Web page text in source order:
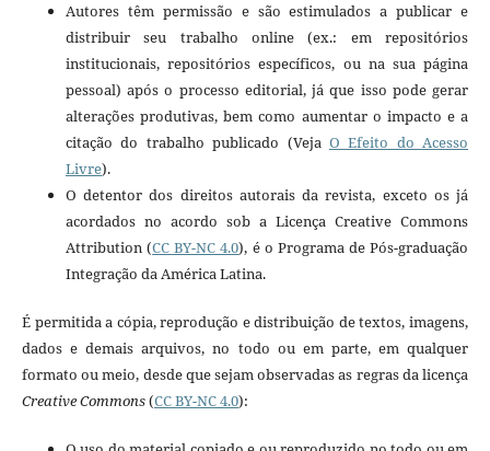
Autores têm permissão e são estimulados a publicar e
distribuir seu trabalho online (ex.: em repositórios
institucionais, repositórios específicos, ou na sua página
pessoal) após o processo editorial, já que isso pode gerar
alterações produtivas, bem como aumentar o impacto e a
citação do trabalho publicado (Veja O Efeito do Acesso
Livre).
O detentor dos direitos autorais da revista, exceto os já
acordados no acordo sob a Licença Creative Commons
Attribution (CC BY-NC 4.0), é o Programa de Pós-graduação
Integração da América Latina.
É permitida a cópia, reprodução e distribuição de textos, imagens,
dados e demais arquivos, no todo ou em parte, em qualquer
formato ou meio, desde que sejam observadas as regras da licença
CreativeCommons(CC BY-NC 4.0):